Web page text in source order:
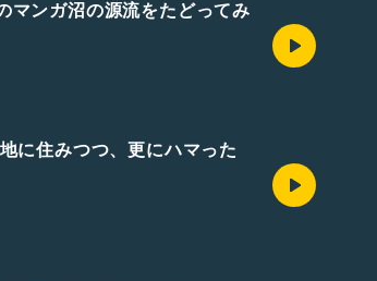
マンガ沼の源流をたどってみ
に住みつつ、更にハマった